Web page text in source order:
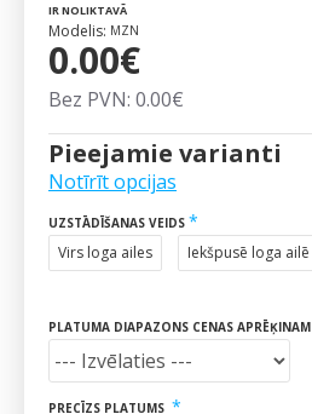
0.00€
Bez PVN: 0.00€
IR NOLIKTAVĀ
Modelis: MZN
Pieejamie varianti
Notīrīt opcijas
UZSTĀDĪŠANAS VEIDS
Virs loga ailes Iekšpusē loga ailē
PLATUMA DIAPAZONS CENAS APRĒĶINAM
PRECĪZS PLATUMS